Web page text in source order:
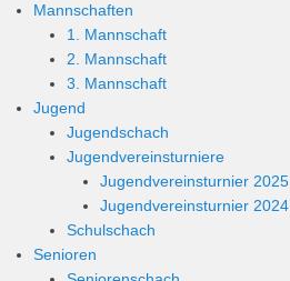
Mannschaften
1. Mannschaft
2. Mannschaft
3. Mannschaft
Jugend
Jugendschach
Jugendvereinsturniere
Jugendvereinsturnier 2025
Jugendvereinsturnier 2024
Schulschach
Senioren